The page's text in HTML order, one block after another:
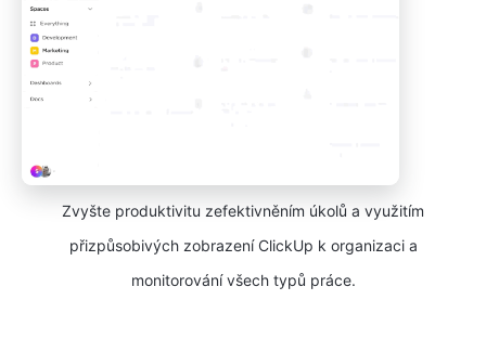
Zvyšte produktivitu zefektivněním úkolů a využitím
přizpůsobivých zobrazení ClickUp k organizaci a
monitorování všech typů práce.